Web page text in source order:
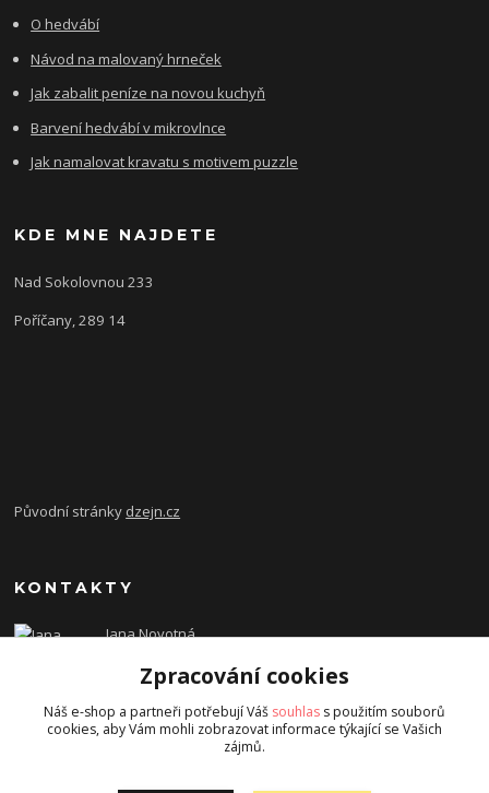
O hedvábí
Návod na malovaný hrneček
Jak zabalit peníze na novou kuchyň
Barvení hedvábí v mikrovlnce
Jak namalovat kravatu s motivem puzzle
KDE MNE NAJDETE
Nad Sokolovnou 233
Poříčany, 289 14
Původní stránky dzejn.cz
KONTAKTY
Jana Novotná
dzejn.n@email.cz
Zpracování cookies
Náš e-shop a partneři potřebují Váš souhlas s použitím souborů
cookies, aby Vám mohli zobrazovat informace týkající se Vašich
zájmů.